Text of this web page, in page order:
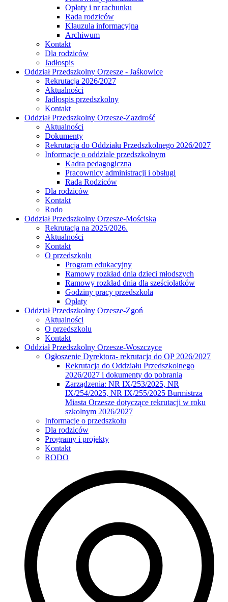
Opłaty i nr rachunku
Rada rodziców
Klauzula informacyjna
Archiwum
Kontakt
Dla rodziców
Jadłospis
Oddział Przedszkolny Orzesze - Jaśkowice
Rekrutacja 2026/2027
Aktualności
Jadłospis przedszkolny
Kontakt
Oddział Przedszkolny Orzesze-Zazdrość
Aktualności
Dokumenty
Rekrutacja do Oddziału Przedszkolnego 2026/2027
Informacje o oddziale przedszkolnym
Kadra pedagogiczna
Pracownicy administracji i obsługi
Rada Rodziców
Dla rodziców
Kontakt
Rodo
Oddział Przedszkolny Orzesze-Mościska
Rekrutacja na 2025/2026.
Aktualności
Kontakt
O przedszkolu
Program edukacyjny
Ramowy rozkład dnia dzieci młodszych
Ramowy rozkład dnia dla sześciolatków
Godziny pracy przedszkola
Opłaty
Oddział Przedszkolny Orzesze-Zgoń
Aktualności
O przedszkolu
Kontakt
Oddział Przedszkolny Orzesze-Woszczyce
Ogłoszenie Dyrektora- rekrutacja do OP 2026/2027
Rekrutacja do Oddziału Przedszkolnego
2026/2027 i dokumenty do pobrania
Zarządzenia: NR IX/253/2025, NR
IX/254/2025, NR IX/255/2025 Burmistrza
Miasta Orzesze dotyczące rekrutacji w roku
szkolnym 2026/2027
Informacje o przedszkolu
Dla rodziców
Programy i projekty
Kontakt
RODO